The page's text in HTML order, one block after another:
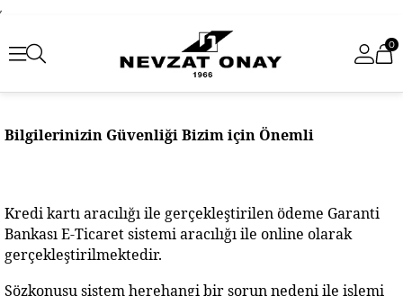
,
0
Bilgilerinizin Güvenliği Bizim için Önemli
Kredi kartı aracılığı ile gerçekleştirilen ödeme Garanti
Bankası E-Ticaret sistemi aracılığı ile online olarak
gerçekleştirilmektedir.
Sözkonusu sistem herehangi bir sorun nedeni ile işlemi